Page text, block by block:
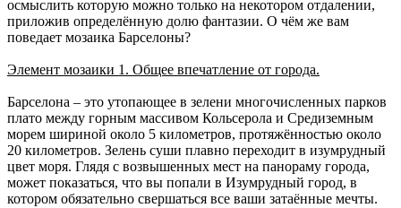
осмыслить которую можно только на некотором отдалении,
приложив определённую долю фантазии. О чём же вам
поведает мозаика Барселоны?
Элемент мозаики 1. Общее впечатление от города.
Барселона – это утопающее в зелени многочисленных парков
плато между горным массивом Кольсерола и Средиземным
морем шириной около 5 километров, протяжённостью около
20 километров. Зелень суши плавно переходит в изумрудный
цвет моря. Глядя с возвышенных мест на панораму города,
может показаться, что вы попали в Изумрудный город, в
котором обязательно свершаться все ваши затаённые мечты.